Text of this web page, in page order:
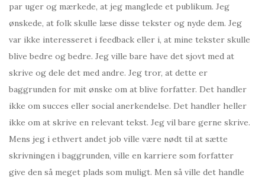
par uger og mærkede, at jeg manglede et publikum. Jeg
ønskede, at folk skulle læse disse tekster og nyde dem. Jeg
var ikke interesseret i feedback eller i, at mine tekster skulle
blive bedre og bedre. Jeg ville bare have det sjovt med at
skrive og dele det med andre. Jeg tror, at dette er
baggrunden for mit ønske om at blive forfatter. Det handler
ikke om succes eller social anerkendelse. Det handler heller
ikke om at skrive en relevant tekst. Jeg vil bare gerne skrive.
Mens jeg i ethvert andet job ville være nødt til at sætte
skrivningen i baggrunden, ville en karriere som forfatter
give den så meget plads som muligt. Men så ville det handle